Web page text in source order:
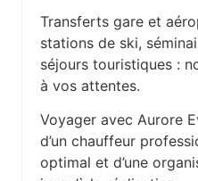
Transferts gare et
stations de ski,
séjours touristiques :
à vos attentes.
Voyager avec Aurore
d’un chauffeur
optimal et d’une